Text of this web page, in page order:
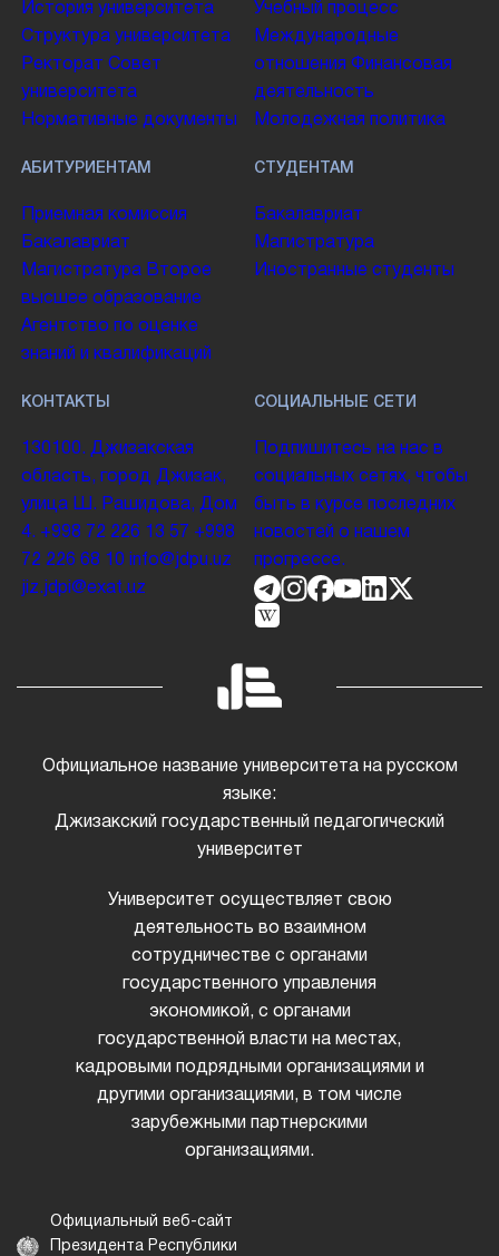
История университета
Структура университета
Ректорат Совет
университета
Нормативные документы
Учебный процесс
Международные
отношения Финансовая
деятельность
Молодежная политика
АБИТУРИЕНТАМ
Приемная комиссия
Бакалавриат
Магистратура Второе
высшее образование
Агентство по оценке
знаний и квалификаций
СТУДЕНТАМ
Бакалавриат
Магистратура
Иностранные студенты
КОНТАКТЫ
130100. Джизакская
область, город Джизак,
улица Ш. Рашидова, Дом
4. +998 72 226 13 57 +998
72 226 68 10
info@jdpu.uz
jiz.jdpi@exat.uz
СОЦИАЛЬНЫЕ СЕТИ
Подпишитесь на нас в
социальных сетях, чтобы
быть в курсе последних
новостей о нашем
прогрессе.
Официальное название университета на русском
языке:
Джизакский государственный педагогический
университет
Университет осуществляет свою
деятельность во взаимном
сотрудничестве с органами
государственного управления
экономикой, с органами
государственной власти на местах,
кадровыми подрядными организациями и
другими организациями, в том числе
зарубежными партнерскими
организациями.
Официальный веб-сайт
Президента Республики